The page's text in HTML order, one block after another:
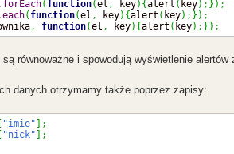
forEach( function(el , key) {alert ( key) ; } ) ;
each( function(el , key) {alert ( key) ; } ) ;
, function(el , key) {alert ( key) ; } ) ;
równoważne i spowodują wyświetlenie
danych otrzymamy także poprzez zapisy:
"imie"
;
"nick"
;